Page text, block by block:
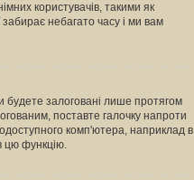
користувачів, такими як
небагато часу і ми вам
будете залоговані лише протягом
поставте галочку напроти
комп'ютера, наприклад в
цю функцію.